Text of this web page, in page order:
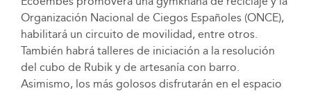
Organización Nacional de Ciegos Españoles (ONCE),
habilitará un circuito de movilidad, entre otros.
También habrá talleres de iniciación a la resolución
del cubo de Rubik y de artesanía con barro.
Asimismo, los más golosos disfrutarán en el espacio